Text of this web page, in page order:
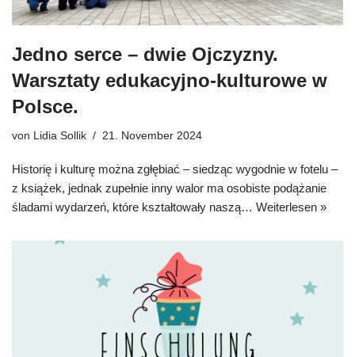
Jedno serce – dwie Ojczyzny.
Warsztaty edukacyjno-kulturowe w
Polsce.
von Lidia Sollik 21. November 2024
Historię i kulturę można zgłębiać – siedząc wygodnie w fotelu –
z książek, jednak zupełnie inny walor ma osobiste podążanie
śladami wydarzeń, które kształtowały naszą… Weiterlesen »